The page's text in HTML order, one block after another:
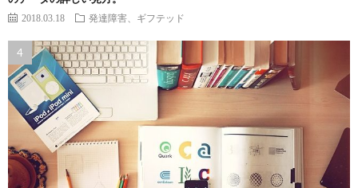
2018.03.18 発達障害、ギフテッド